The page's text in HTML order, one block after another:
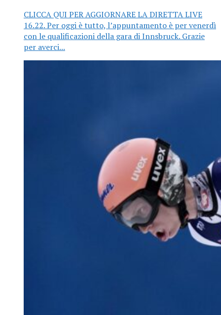
CLICCA QUI PER AGGIORNARE LA DIRETTA LIVE
16.22. Per oggi è tutto, l’appuntamento è per venerdì
con le qualificazioni della gara di Innsbruck. Grazie
per averci...